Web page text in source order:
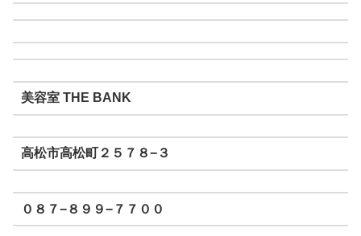
美容室 THE BANK
高松市高松町２５７８−３
０８７−８９９−７７００